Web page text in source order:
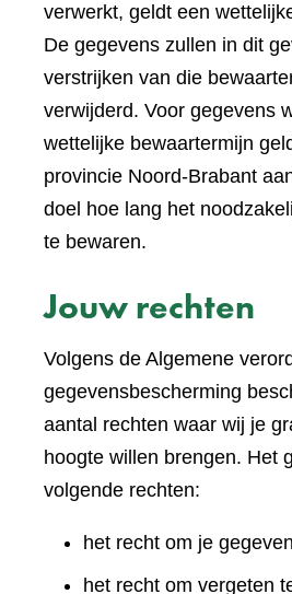
verwerkt, geldt een
De gegevens zullen in dit
verstrijken van die
verwijderd. Voor gegevens
wettelijke bewaartermijn
provincie Noord-Brabant
doel hoe lang het
te bewaren.
Jouw rechten
Volgens de Algemene
gegevensbescherming
aantal rechten waar wij je
hoogte willen brengen. Het
volgende rechten:
het recht om je
het recht om vergeten